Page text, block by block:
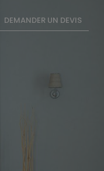
DEMANDER UN DEVIS